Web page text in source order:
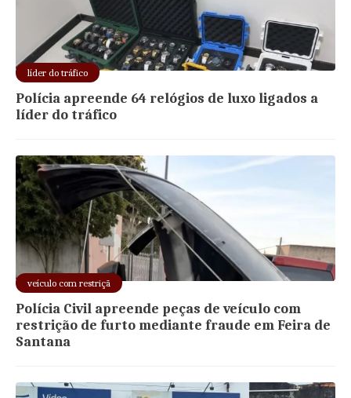
líder do tráfico
Polícia apreende 64 relógios de luxo ligados a
líder do tráfico
veículo com restriçã
Polícia Civil apreende peças de veículo com
restrição de furto mediante fraude em Feira de
Santana